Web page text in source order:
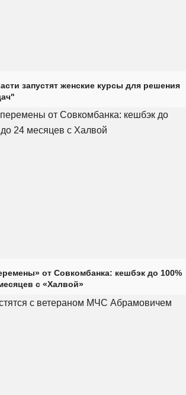
запустят женские курсы для решения
от Совкомбанка: кешбэк до 100%
с «Халвой»